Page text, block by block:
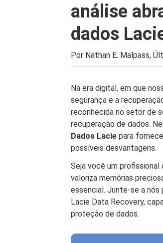
análise
dados
Por Nathan E. Malpass,
Na era digital, em que
segurança e a
reconhecida no setor de
recuperação de dados.
Dados Lacie para
possíveis desvantagens.
Seja você um profissional
valoriza memórias
essencial. Junte-se a nós
Lacie Data Recovery,
proteção de dados.